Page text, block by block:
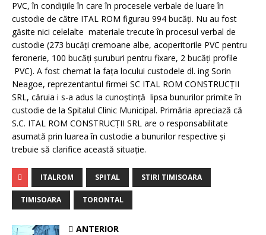
PVC, în condiţiile în care în procesele verbale de luare în
custodie de către ITAL ROM figurau 994 bucăţi. Nu au fost
găsite nici celelalte materiale trecute în procesul verbal de
custodie (273 bucăţi cremoane albe, acoperitorile PVC pentru
feronerie, 100 bucăţi şuruburi pentru fixare, 2 bucăţi profile
PVC). A fost chemat la faţa locului custodele dl. ing Sorin
Neagoe, reprezentantul firmei SC ITAL ROM CONSTRUCŢII
SRL, căruia i s-a adus la cunoştinţă lipsa bunurilor primite în
custodie de la Spitalul Clinic Municipal. Primăria apreciază că
S.C. ITAL ROM CONSTRUCŢII SRL are o responsabilitate
asumată prin luarea în custodie a bunurilor respective şi
trebuie să clarifice această situaţie.
ITALROM SPITAL STIRI TIMISOARA
TIMISOARA TORONTAL
ANTERIOR